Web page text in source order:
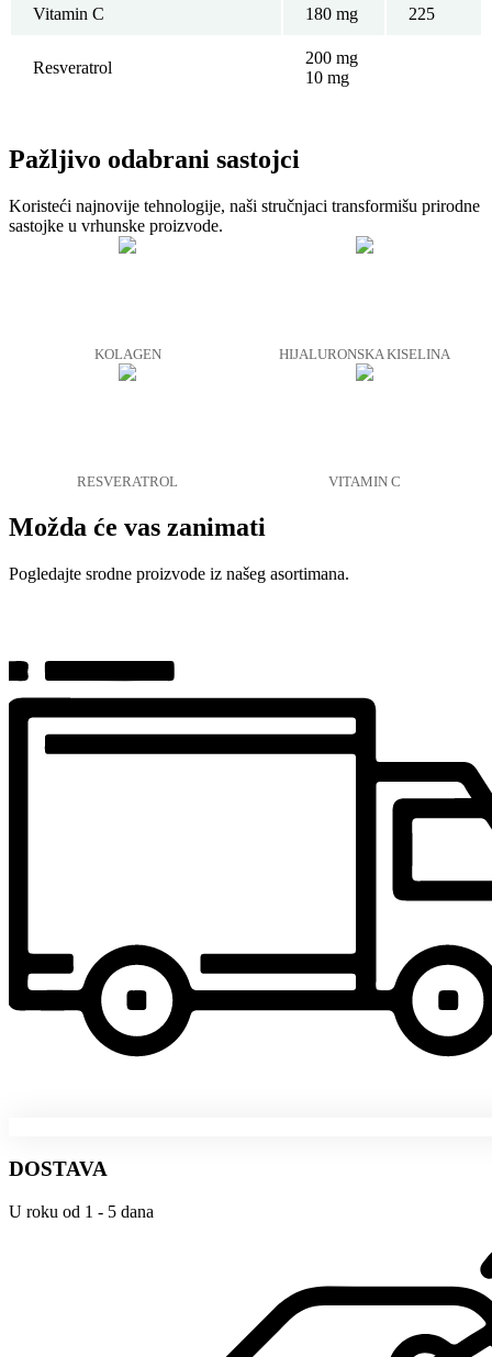
Vitamin C 180 mg 225
Resveratrol
200 mg
10 mg
Pažljivo odabrani sastojci
Koristeći najnovije tehnologije, naši stručnjaci transformišu prirodne
sastojke u vrhunske proizvode.
KOLAGEN HIJALURONSKA KISELINA
RESVERATROL VITAMIN C
Možda će vas zanimati
Pogledajte srodne proizvode iz našeg asortimana.
DOSTAVA
U roku od 1 - 5 dana